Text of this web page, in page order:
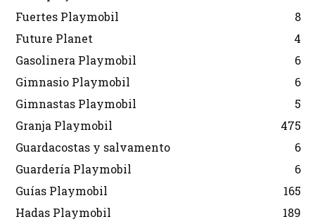
Fuertes Playmobil
8
Future Planet
4
Gasolinera Playmobil
6
Gimnasio Playmobil
6
Gimnastas Playmobil
5
Granja Playmobil
475
Guardacostas y salvamento
6
Guardería Playmobil
6
Guías Playmobil
165
Hadas Playmobil
189